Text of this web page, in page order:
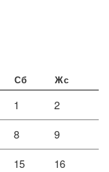
Сб Жс
1 2
8 9
15 16